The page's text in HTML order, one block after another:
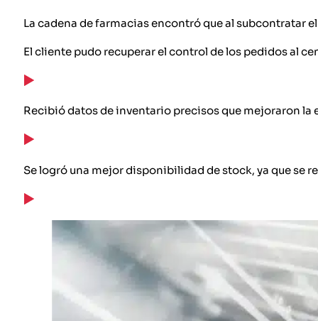
La cadena de farmacias encontró que al subcontratar
El cliente pudo recuperar el control de los pedidos al
Recibió datos de inventario precisos que mejoraron la
Se logró una mejor disponibilidad de stock, ya que se